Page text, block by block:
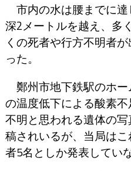
市内の水は腰までに
深2メートルを越え、多
くの死者や行方不明者
った。
鄭州市地下鉄駅のホ
の温度低下による酸素
不明と思われる遺体の
稿されいるが、当局は
者5名としか発表していな